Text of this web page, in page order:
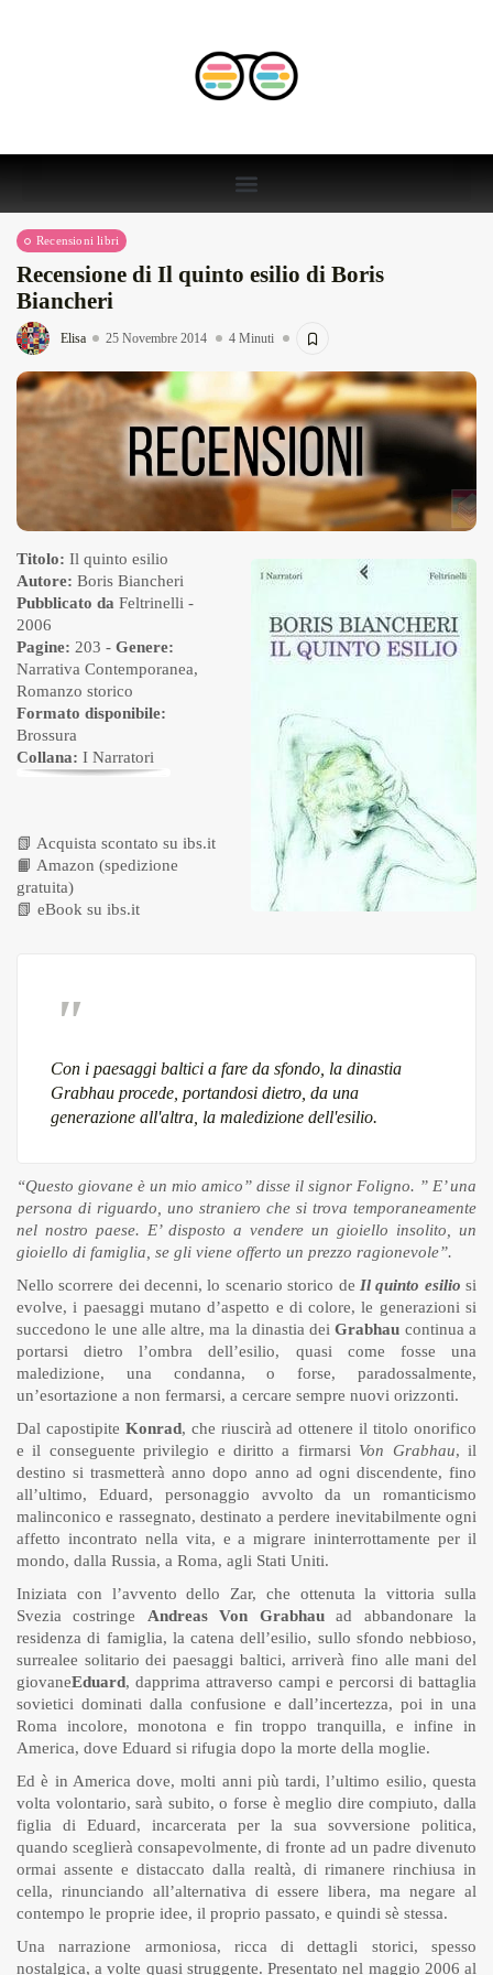
Recensioni libri
Recensione di Il quinto esilio di Boris
Biancheri
Elisa 25 Novembre 2014 4 Minuti
Titolo: Il quinto esilio
Autore: Boris Biancheri
Pubblicato da Feltrinelli -
2006
Pagine: 203 - Genere:
Narrativa Contemporanea,
Romanzo storico
Formato disponibile:
Brossura
Collana: I Narratori
📗 Acquista scontato su ibs.it
📙 Amazon (spedizione
gratuita)
📗 eBook su ibs.it
Con i paesaggi baltici a fare da sfondo, la dinastia
Grabhau procede, portandosi dietro, da una
generazione all'altra, la maledizione dell'esilio.
“Questo giovane è un mio amico” disse il signor Foligno. ” E’ una
persona di riguardo, uno straniero che si trova temporaneamente
nel nostro paese. E’ disposto a vendere un gioiello insolito, un
gioiello di famiglia, se gli viene offerto un prezzo ragionevole”.
Nello scorrere dei decenni, lo scenario storico de Il quinto esilio si
evolve, i paesaggi mutano d’aspetto e di colore, le generazioni si
succedono le une alle altre, ma la dinastia deiGrabhau continua a
portarsi dietro l’ombra dell’esilio, quasi come fosse una
maledizione, una condanna, o forse, paradossalmente,
un’esortazione a non fermarsi, a cercare sempre nuovi orizzonti.
Dal capostipite Konrad, che riuscirà ad ottenere il titolo onorifico
e il conseguente privilegio e diritto a firmarsi Von Grabhau, il
destino si trasmetterà anno dopo anno ad ogni discendente, fino
all’ultimo, Eduard, personaggio avvolto da un romanticismo
malinconico e rassegnato, destinato a perdere inevitabilmente ogni
affetto incontrato nella vita, e a migrare ininterrottamente per il
mondo, dalla Russia, a Roma, agli Stati Uniti.
Iniziata con l’avvento dello Zar, che ottenuta la vittoria sulla
Svezia costringe Andreas Von Grabhauad abbandonare la
residenza di famiglia, la catena dell’esilio, sullo sfondo nebbioso,
surrealee solitario dei paesaggi baltici, arriverà fino alle mani del
giovaneEduard, dapprima attraverso campi e percorsi di battaglia
sovietici dominati dalla confusione e dall’incertezza, poi in una
Roma incolore, monotona e fin troppo tranquilla, e infine in
America, dove Eduard si rifugia dopo la morte della moglie.
Ed è in America dove, molti anni più tardi, l’ultimo esilio, questa
volta volontario, sarà subito, o forse è meglio dire compiuto, dalla
figlia di Eduard, incarcerata per la sua sovversione politica,
quando sceglierà consapevolmente, di fronte ad un padre divenuto
ormai assente e distaccato dalla realtà, di rimanere rinchiusa in
cella, rinunciando all’alternativa di essere libera, ma negare al
contempo le proprie idee, il proprio passato, e quindi sè stessa.
Una narrazione armoniosa, ricca di dettagli storici, spesso
nostalgica, a volte quasi struggente. Presentato nel maggio 2006 al